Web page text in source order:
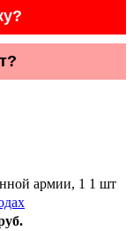
армии, 1 1 шт